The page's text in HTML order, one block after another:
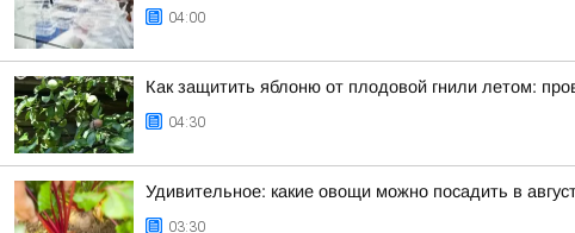
04:00
Как защитить яблоню от плодовой гнили летом:
04:30
Удивительное: какие овощи можно посадить в
03:30